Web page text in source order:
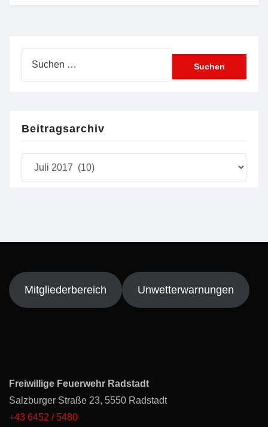
Beitragsarchiv
Mitgliederbereich Unwetterwarnungen
Freiwillige Feuerwehr Radstadt
Salzburger Straße 23, 5550 Radstadt
+43 6452 / 5480